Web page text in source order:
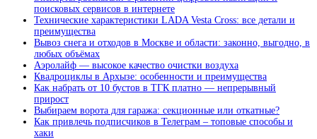
поисковых сервисов в интернете
Технические характеристики LADA Vesta Cross: все детали и
преимущества
Вывоз снега и отходов в Москве и области: законно, выгодно, в
любых объёмах
Аэролайф — высокое качество очистки воздуха
Квадроциклы в Архызе: особенности и преимущества
Как набрать от 10 бустов в ТГК платно — непрерывный
прирост
Выбираем ворота для гаража: секционные или откатные?
Как привлечь подписчиков в Телеграм – топовые способы и
хаки